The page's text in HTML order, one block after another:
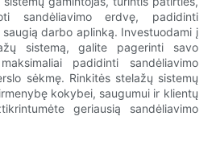
sandėliavimo erdvę, padidinti
darbo aplinką. Investuodami į
sistemą, galite pagerinti savo
padidinti sandėliavimo
sėkmę. Rinkitės stelažų sistemų
kokybei, saugumui ir klientų
geriausią sandėliavimo